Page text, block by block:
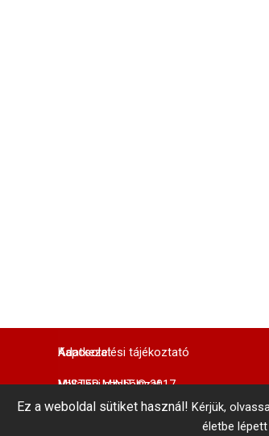
MISTER MINIT © 2017
Adatkezelési tájékoztató
Vállalási szabályzat
Kapcsolat
Központi Autókulcsmásolás
telefonszám: +36 1 866 3300 # 3206
Ez a weboldal sütiket használ! Kérjük,
életbe